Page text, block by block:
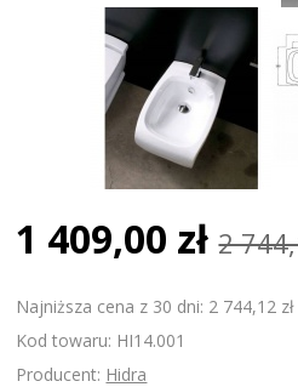
1 409,00 zł 2
Najniższa cena z 30 dni: 2 744,12 zł
Kod towaru: HI14.001
Producent: Hidra